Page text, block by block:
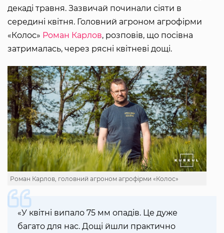
декаді травня. Зазвичай починали сіяти в
середині квітня. Головний агроном агрофірми
«Колос» Роман Карлов, розповів, що посівна
затрималась, через рясні квітневі дощі.
Роман Карлов, головний агроном агрофірми «Колос»
«У квітні випало 75 мм опадів. Це дуже
багато для нас. Дощі йшли практично